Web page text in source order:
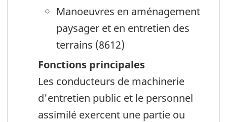
Manoeuvres en aménagement
paysager et en entretien des
terrains (8612)
Fonctions principales
Les conducteurs de machinerie
d'entretien public et le personnel
assimilé exercent une partie ou